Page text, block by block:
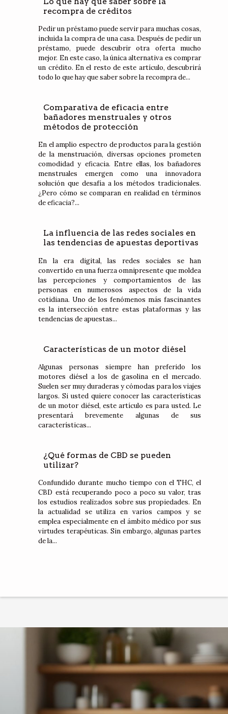
recompra de créditos
Pedir un préstamo puede servir para muchas cosas,
incluida la compra de una casa. Después de pedir un
préstamo, puede descubrir otra oferta mucho
mejor. En este caso, la única alternativa es comprar
un crédito. En el resto de este artículo, descubrirá
todo lo que hay que saber sobre la recompra de...
Comparativa de eficacia entre
bañadores menstruales y otros
métodos de protección
En el amplio espectro de productos para la gestión
de la menstruación, diversas opciones prometen
comodidad y eficacia. Entre ellas, los bañadores
menstruales emergen como una innovadora
solución que desafía a los métodos tradicionales.
¿Pero cómo se comparan en realidad en términos
de eficacia?...
La influencia de las redes sociales en
las tendencias de apuestas deportivas
En la era digital, las redes sociales se han
convertido en una fuerza omnipresente que moldea
las percepciones y comportamientos de las
personas en numerosos aspectos de la vida
cotidiana. Uno de los fenómenos más fascinantes
es la intersección entre estas plataformas y las
tendencias de apuestas...
Características de un motor diésel
Algunas personas siempre han preferido los
motores diésel a los de gasolina en el mercado.
Suelen ser muy duraderas y cómodas para los viajes
largos. Si usted quiere conocer las características
de un motor diésel, este artículo es para usted. Le
presentará brevemente algunas de sus
características...
¿Qué formas de CBD se pueden
utilizar?
Confundido durante mucho tiempo con el THC, el
CBD está recuperando poco a poco su valor, tras
los estudios realizados sobre sus propiedades. En
la actualidad se utiliza en varios campos y se
emplea especialmente en el ámbito médico por sus
virtudes terapéuticas. Sin embargo, algunas partes
de la...